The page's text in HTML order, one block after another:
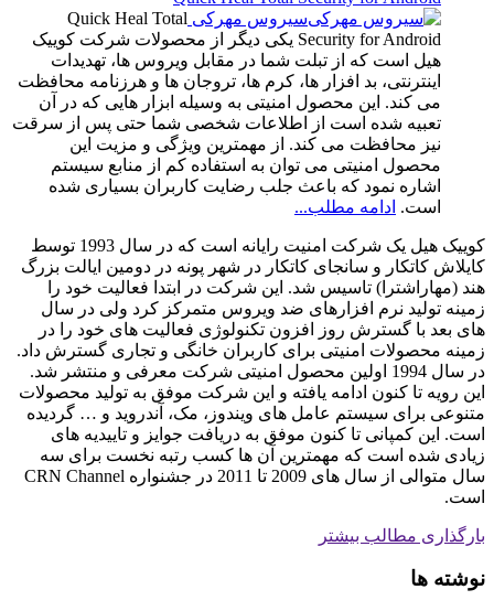
سیروس مهرکی Quick Heal Total
Security for Android یکی دیگر از محصولات شرکت کوییک
هیل است که از تبلت شما در مقابل ویروس ها، تهدیدات
اینترنتی، بد افزار ها، کرم ها، تروجان ها و هرزنامه محافظت
می کند. این محصول امنیتی به وسیله ابزار هایی که در آن
تعبیه شده است از اطلاعات شخصی شما حتی پس از سرقت
نیز محافظت می کند. از مهمترین ویژگی و مزیت این
محصول امنیتی می توان به استفاده کم از منابع سیستم
اشاره نمود که باعث جلب رضایت کاربران بسیاری شده
است. ادامه مطلب...
کوییک هیل یک شرکت امنیت رایانه‌ است که در سال 1993 توسط
کایلاش کاتکار و سانجای کاتکار در شهر پونه در دومین ایالت بزرگ
هند (مهاراشترا) تاسیس شد. این شرکت در ابتدا فعالیت خود را
زمینه تولید نرم‌ افزارهای ضد ویروس متمرکز کرد ولی در سال
های بعد با گسترش روز افزون تکنولوژی فعالیت های خود را در
زمینه محصولات امنیتی برای کاربران خانگی و تجاری گسترش داد.
در سال 1994 اولین محصول امنیتی شرکت معرفی و منتشر شد.
این رویه تا کنون ادامه یافته و این شرکت موفق به تولید محصولات
متنوعی برای سیستم عامل های ویندوز، مک، آندروید و … گردیده
است. این کمپانی تا کنون موفق به دریافت جوایز و تاییدیه های
زیادی شده است که مهمترین آن ها کسب رتبه نخست برای سه
سال متوالی از سال های 2009 تا 2011 در جشنواره
CRN Channel
است.
بارگذاری مطالب بیشتر
نوشته ها